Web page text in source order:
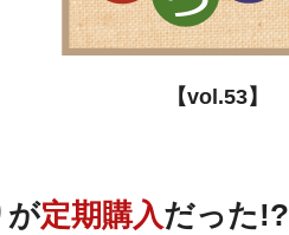
【vol.53】
が定期購入だった!?